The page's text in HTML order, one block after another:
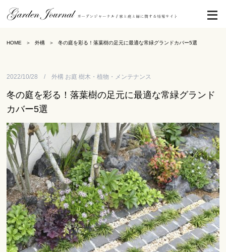
HOME 外構 冬の庭を彩る！落葉樹の足元に最適な常緑グランドカバー5選
2022/10/28 / 外構 お庭 樹木・植物・メンテナンス
冬の庭を彩る！落葉樹の足元に最適な常緑グランド
カバー5選